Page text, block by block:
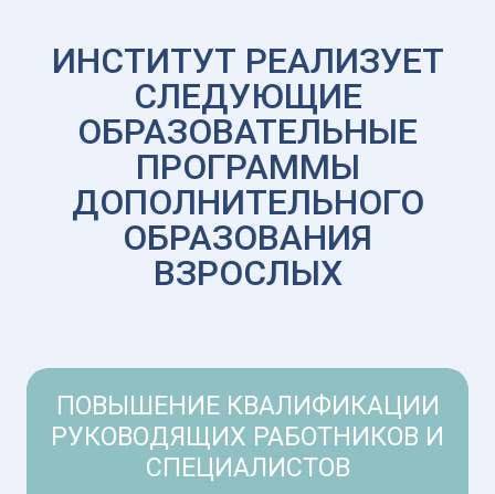
ИНСТИТУТ РЕАЛИЗУЕТ
СЛЕДУЮЩИЕ
ОБРАЗОВАТЕЛЬНЫЕ
ПРОГРАММЫ
ДОПОЛНИТЕЛЬНОГО
ОБРАЗОВАНИЯ
ВЗРОСЛЫХ
ПОВЫШЕНИЕ КВАЛИФИКАЦИИ
РУКОВОДЯЩИХ РАБОТНИКОВ И
СПЕЦИАЛИСТОВ